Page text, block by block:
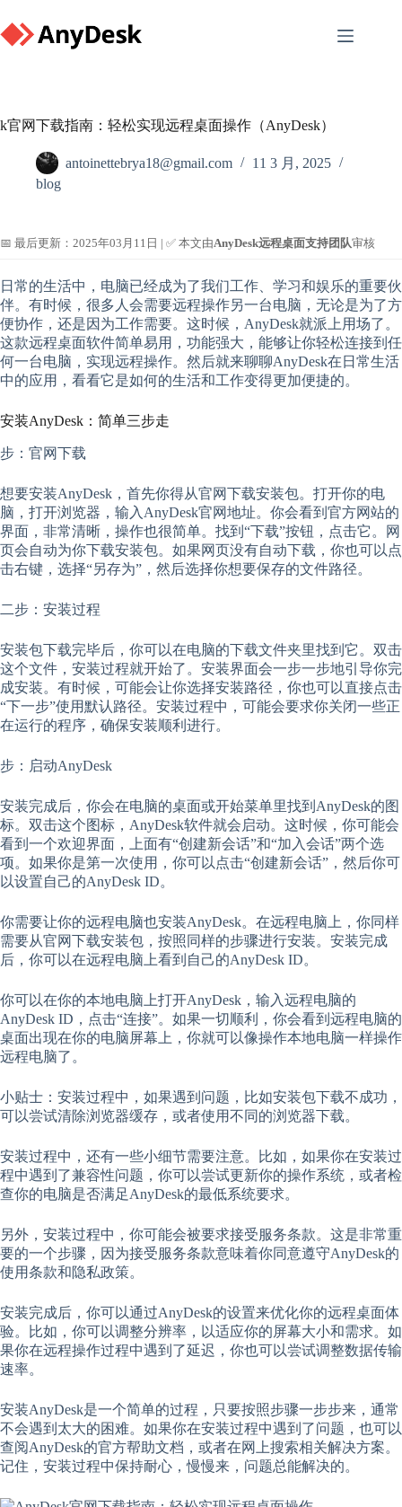
to
content
k官网下载指南：轻松实现远程桌面操作（AnyDesk）
antoinettebrya18@gmail.com
11 3 月, 2025
blog
📅 最后更新：2025年03月11日 | ✅ 本文由AnyDesk远程桌面支持团队审核
日常的生活中，电脑已经成为了我们工作、学习和娱乐的重要伙
伴。有时候，很多人会需要远程操作另一台电脑，无论是为了方
便协作，还是因为工作需要。这时候，AnyDesk就派上用场了。
这款远程桌面软件简单易用，功能强大，能够让你轻松连接到任
何一台电脑，实现远程操作。然后就来聊聊AnyDesk在日常生活
中的应用，看看它是如何的生活和工作变得更加便捷的。
安装AnyDesk：简单三步走
步：官网下载
想要安装AnyDesk，首先你得从官网下载安装包。打开你的电
脑，打开浏览器，输入AnyDesk官网地址。你会看到官方网站的
界面，非常清晰，操作也很简单。找到“下载”按钮，点击它。网
页会自动为你下载安装包。如果网页没有自动下载，你也可以点
击右键，选择“另存为”，然后选择你想要保存的文件路径。
二步：安装过程
安装包下载完毕后，你可以在电脑的下载文件夹里找到它。双击
这个文件，安装过程就开始了。安装界面会一步一步地引导你完
成安装。有时候，可能会让你选择安装路径，你也可以直接点击
“下一步”使用默认路径。安装过程中，可能会要求你关闭一些正
在运行的程序，确保安装顺利进行。
步：启动AnyDesk
安装完成后，你会在电脑的桌面或开始菜单里找到AnyDesk的图
标。双击这个图标，AnyDesk软件就会启动。这时候，你可能会
看到一个欢迎界面，上面有“创建新会话”和“加入会话”两个选
项。如果你是第一次使用，你可以点击“创建新会话”，然后你可
以设置自己的AnyDesk ID。
你需要让你的远程电脑也安装AnyDesk。在远程电脑上，你同样
需要从官网下载安装包，按照同样的步骤进行安装。安装完成
后，你可以在远程电脑上看到自己的AnyDesk ID。
你可以在你的本地电脑上打开AnyDesk，输入远程电脑的
AnyDesk ID，点击“连接”。如果一切顺利，你会看到远程电脑的
桌面出现在你的电脑屏幕上，你就可以像操作本地电脑一样操作
远程电脑了。
小贴士：安装过程中，如果遇到问题，比如安装包下载不成功，
可以尝试清除浏览器缓存，或者使用不同的浏览器下载。
安装过程中，还有一些小细节需要注意。比如，如果你在安装过
程中遇到了兼容性问题，你可以尝试更新你的操作系统，或者检
查你的电脑是否满足AnyDesk的最低系统要求。
另外，安装过程中，你可能会被要求接受服务条款。这是非常重
要的一个步骤，因为接受服务条款意味着你同意遵守AnyDesk的
使用条款和隐私政策。
安装完成后，你可以通过AnyDesk的设置来优化你的远程桌面体
验。比如，你可以调整分辨率，以适应你的屏幕大小和需求。如
果你在远程操作过程中遇到了延迟，你也可以尝试调整数据传输
速率。
安装AnyDesk是一个简单的过程，只要按照步骤一步步来，通常
不会遇到太大的困难。如果你在安装过程中遇到了问题，也可以
查阅AnyDesk的官方帮助文档，或者在网上搜索相关解决方案。
记住，安装过程中保持耐心，慢慢来，问题总能解决的。